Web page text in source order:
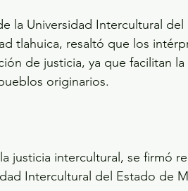
la Universidad Intercultural del
tlahuica, resaltó que los
de justicia, ya que facilitan la
originarios.
justicia intercultural, se firmó
Intercultural del Estado de